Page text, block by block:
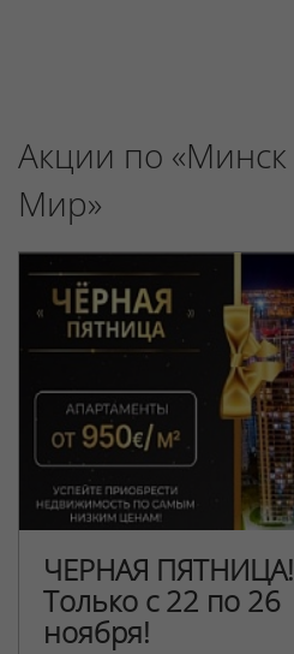
Акции по «Минск
Мир»
ЧЕРНАЯ ПЯТНИЦА!
Только с 22 по 26
ноября!